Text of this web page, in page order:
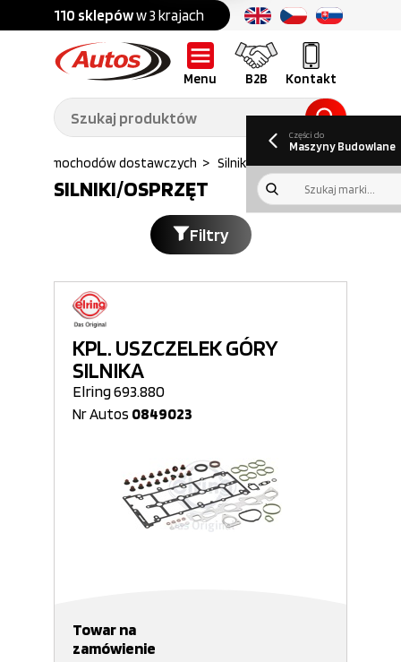
110 sklepóww 3 krajach Ponad 700 marek
Menu B2B Kontakt
Części do:
Ciężarówek,
przyczep,
naczep
Części do:
budowlanych
B2BGaleria
Oferty pracy
kwartalny
Części do
Maszyny Budowlane
do Samochodów dostawczych > Silnik > Silniki osprzet
SILNIKI/OSPRZĘT
Filtry
KPL. USZCZELEK GÓRY
SILNIKA
Elring 693.880
Nr Autos 0849023
Towar na
zamówienie